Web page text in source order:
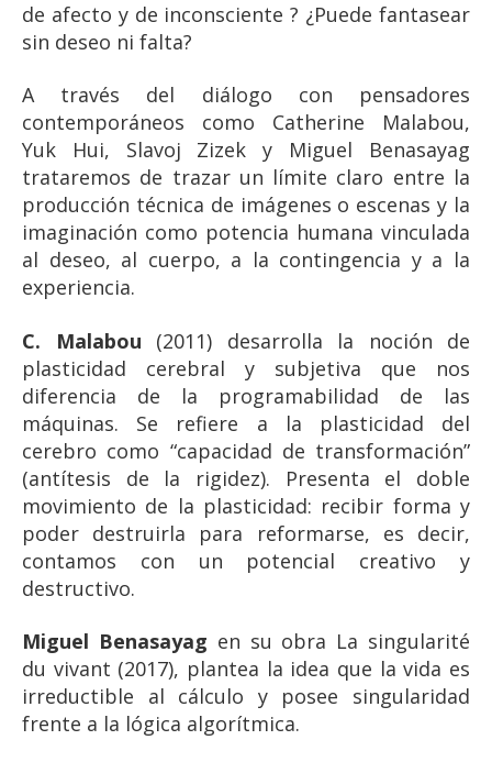
de afecto y de inconsciente ? ¿Puede fantasear
sin deseo ni falta?
A través del diálogo con pensadores
contemporáneos como Catherine Malabou,
Yuk Hui, Slavoj Zizek y Miguel Benasayag
trataremos de trazar un límite claro entre la
producción técnica de imágenes o escenas y la
imaginación como potencia humana vinculada
al deseo, al cuerpo, a la contingencia y a la
experiencia.
C. Malabou (2011) desarrolla la noción de
plasticidad cerebral y subjetiva que nos
diferencia de la programabilidad de las
máquinas. Se refiere a la plasticidad del
cerebro como “capacidad de transformación”
(antítesis de la rigidez). Presenta el doble
movimiento de la plasticidad: recibir forma y
poder destruirla para reformarse, es decir,
contamos con un potencial creativo y
destructivo.
Miguel Benasayag en su obra La singularité
du vivant (2017), plantea la idea que la vida es
irreductible al cálculo y posee singularidad
frente a la lógica algorítmica.